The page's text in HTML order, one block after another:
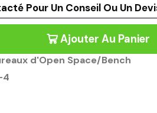
Pour Un Conseil Ou Un
Ajouter Au Panier
d'Open Space/Bench
4